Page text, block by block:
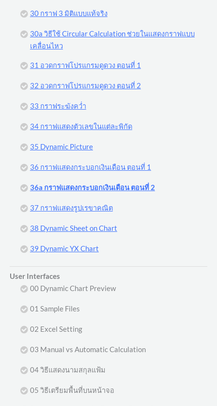
30 กราฟ 3 มิติแบบแท้จริง
30a วิธีใช้ Circular Calculation ช่วยในแสดงกราฟแบบ
เคลื่อนไหว
31 อวดกราฟโปรแกรมดูดวง ตอนที่ 1
32 อวดกราฟโปรแกรมดูดวง ตอนที่ 2
33 กราฟระฆังคว่ำ
34 กราฟแสดงตัวเลขในแต่ละพิกัด
35 Dynamic Picture
36 กราฟแสดงกระบอกเงินเดือน ตอนที่ 1
36a กราฟแสดงกระบอกเงินเดือน ตอนที่ 2
37 กราฟแสดงรูปเรขาคณิต
38 Dynamic Sheet on Chart
39 Dynamic YX Chart
User Interfaces
00 Dynamic Chart Preview
01 Sample Files
02 Excel Setting
03 Manual vs Automatic Calculation
04 วิธีแสดงนามสกุลแฟ้ม
05 วิธีเตรียมพื้นที่บนหน้าจอ